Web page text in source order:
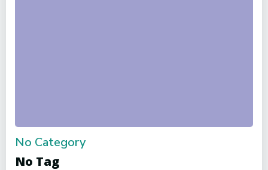
No Category
No Tag